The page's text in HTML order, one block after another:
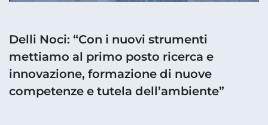
Delli Noci: “Con i nuovi strumenti
mettiamo al primo posto ricerca e
innovazione, formazione di nuove
competenze e tutela dell’ambiente”